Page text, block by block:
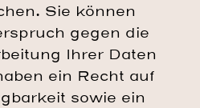
Sie können
gegen die
Ihrer Daten
ein Recht auf
sowie ein